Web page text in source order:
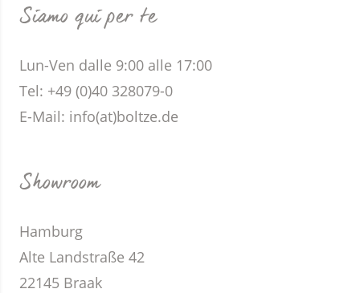
Siamo qui per te
Lun-Ven dalle 9:00 alle 17:00
Tel: +49 (0)40 328079-0
E-Mail: info(at)boltze.de
Showroom
Hamburg
Alte Landstraße 42
22145 Braak